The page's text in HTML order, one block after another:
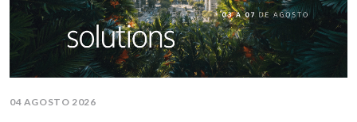
04 AGOSTO 2026